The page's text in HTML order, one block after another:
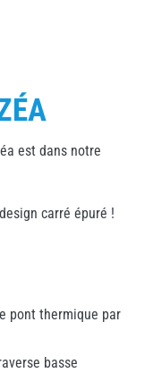
est dans notre
carré épuré !
pont thermique par
basse